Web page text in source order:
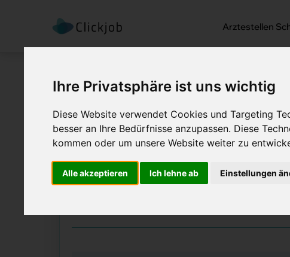
Ihre Privatsphäre ist uns wichtig
Diese Website verwendet Cookies und Targeting
besser an Ihre Bedürfnisse anzupassen. Diese
kommen oder um unsere Website weiter zu
Alle akzeptieren Ich lehne ab Einstellungen
Arztestellen
Startseite/Ärztejobs/Fachärztin /
Fachärztin /